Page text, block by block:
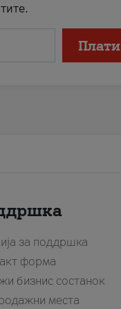
Плати
за поддршка
форма
бизнис состанок
места